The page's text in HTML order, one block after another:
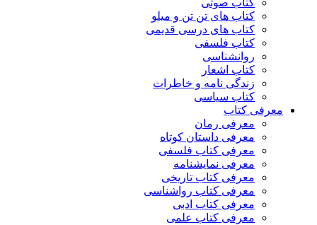
کتاب صوتی
کتاب های تن تن و میلو
کتاب های درسی قدیمی
کتاب فلسفی
روانشناسی
کتاب اشعار
زندگی نامه و خاطرات
کتاب سیاسی
معرفی کتاب
معرفی رمان
معرفی داستان کوتاه
معرفی کتاب فلسفی
معرفی نمایشنامه
معرفی کتاب تاریخی
معرفی کتاب رواشناسی
معرفی کتاب ادبی
معرفی کتاب علمی